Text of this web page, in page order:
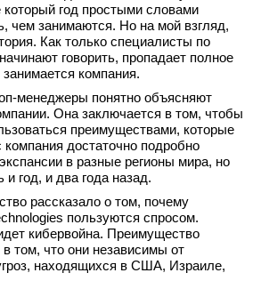
год простыми словами
чем занимаются. Но на мой взгляд,
Как только специалисты по
говорить, пропадает полное
компания.
менеджеры понятно объясняют
Она заключается в том, чтобы
преимуществами, которые
достаточно подробно
в разные регионы мира, но
год, и два года назад.
рассказало о том, почему
пользуются спросом.
кибервойна. Преимущество
том, что они независимы от
находящихся в США, Израиле,